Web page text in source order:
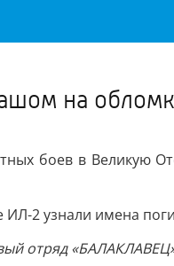
на
боев в Великую
отряд